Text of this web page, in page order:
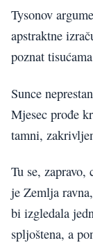
Tysonov
apstraktne
poznat
Sunce
Mjesec prođe
tamni,
Tu se,
je Zemlja
bi izgledala
spljoštena, a